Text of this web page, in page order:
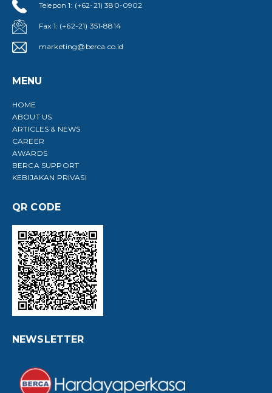
Telepon 1: (+62-21) 380-0902
Fax 1: (+62-21) 351-8814
marketing@berca.co.id
MENU
HOME
ABOUT US
ARTICLES & NEWS
CAREER
AWARDS
BERCA SUPPORT
KEBIJAKAN PRIVASI
QR CODE
NEWSLETTER